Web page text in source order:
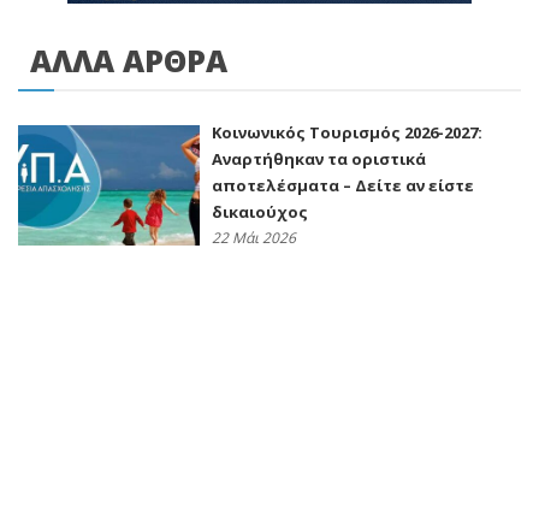
ΑΛΛΑ ΑΡΘΡΑ
Κοινωνικός Τουρισμός 2026-2027:
Αναρτήθηκαν τα οριστικά
αποτελέσματα – Δείτε αν είστε
δικαιούχος
22 Μάι 2026